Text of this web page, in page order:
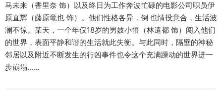
马未来（香里奈 饰）以及终日为工作奔波忙碌的电影公司职员伊
原直辉（藤原竜也 饰）。他们性格各异，倒 也情投意合，生活波
澜不惊。某天，一个年仅18岁的男妓小悟（林遣都 饰）闯入他们
的世界，表面平静和谐的生活就此失衡。与此同时，隔壁的神秘
邻居以及附近不断发生的行凶事件也令这个充满躁动的世界进一
步崩塌……